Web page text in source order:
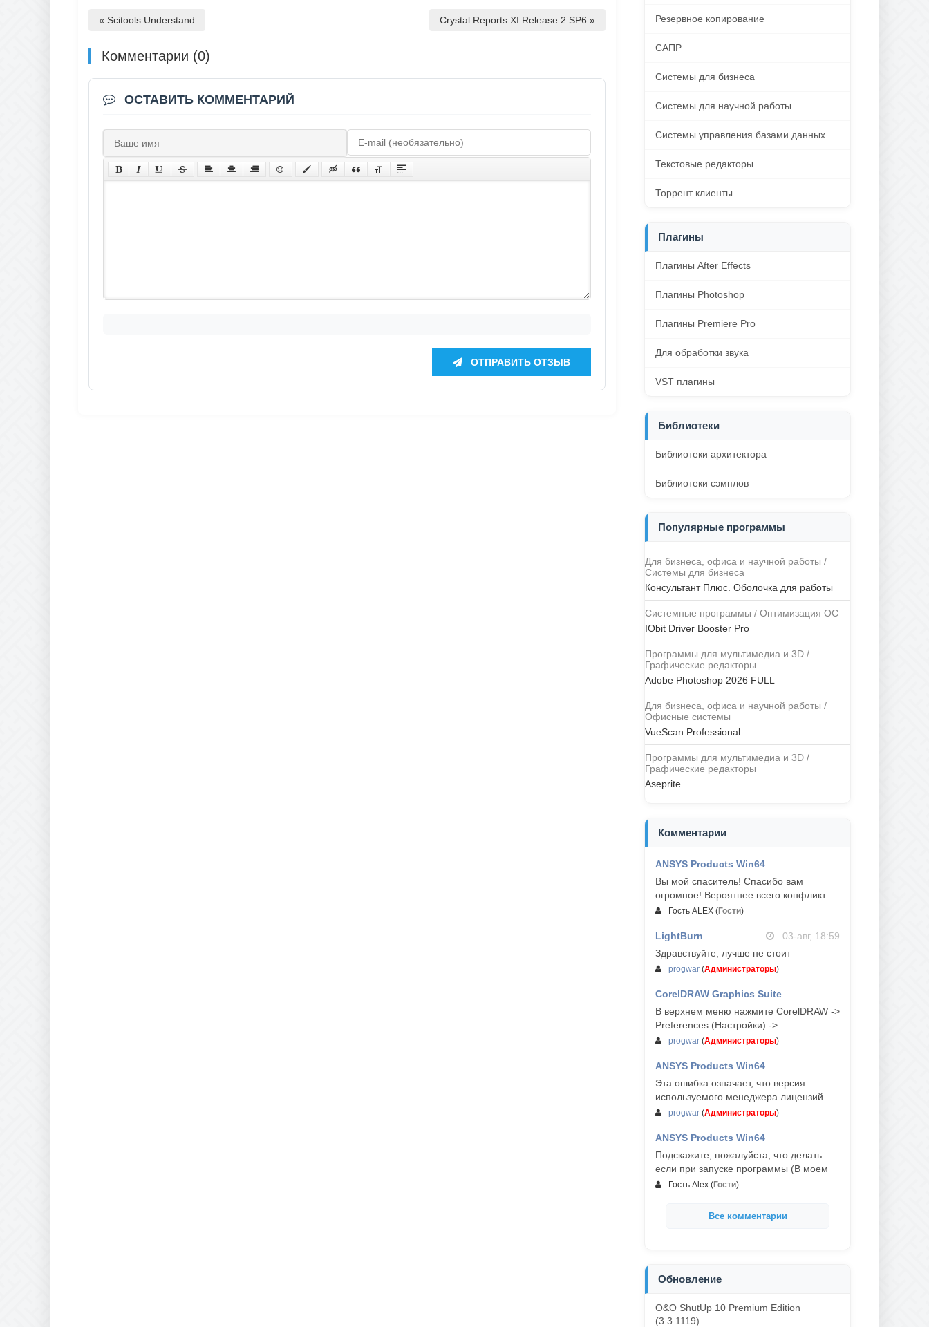
« Scitools Understand Crystal Reports XI Release 2 SP6 »
Комментарии (0)
ОСТАВИТЬ КОММЕНТАРИЙ
ОТПРАВИТЬ ОТЗЫВ
Резервное копирование
САПР
Системы для бизнеса
Системы для научной работы
Системы управления базами данных
Текстовые редакторы
Торрент клиенты
Плагины
Плагины After Effects
Плагины Photoshop
Плагины Premiere Pro
Для обработки звука
VST плагины
Библиотеки
Библиотеки архитектора
Библиотеки сэмплов
Популярные программы
Для бизнеса, офиса и научной работы /
Системы для бизнеса
Консультант Плюс. Оболочка для работы
Системные программы / Оптимизация ОС
IObit Driver Booster Pro
Программы для мультимедиа и 3D /
Графические редакторы
Adobe Photoshop 2026 FULL
Для бизнеса, офиса и научной работы /
Офисные системы
VueScan Professional
Программы для мультимедиа и 3D /
Графические редакторы
Aseprite
Комментарии
ANSYS Products Win64
Вы мой спаситель! Спасибо вам
огромное! Вероятнее всего конфликт
Гость ALEX (Гости)
LightBurn
03-авг, 18:59
Здравствуйте, лучше не стоит
progwar (Администраторы)
CorelDRAW Graphics Suite
03-авг, 18:58
В верхнем меню нажмите CorelDRAW ->
Preferences (Настройки) ->
progwar (Администраторы)
ANSYS Products Win64
Эта ошибка означает, что версия
используемого менеджера лицензий
progwar (Администраторы)
ANSYS Products Win64
Подскажите, пожалуйста, что делать
если при запуске программы (В моем
Гость Alex (Гости)
Все комментарии
Обновление
O&O ShutUp 10 Premium Edition
(3.3.1119)